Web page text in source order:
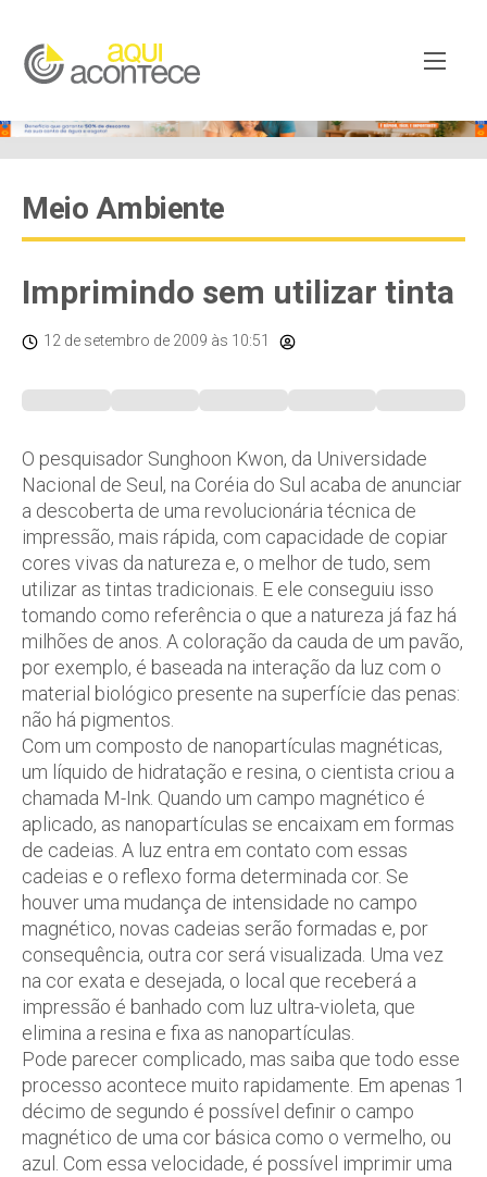
Meio Ambiente
Imprimindo sem utilizar tinta
12 de setembro de 2009 às 10:51
O pesquisador Sunghoon Kwon, da Universidade
Nacional de Seul, na Coréia do Sul acaba de anunciar
a descoberta de uma revolucionária técnica de
impressão, mais rápida, com capacidade de copiar
cores vivas da natureza e, o melhor de tudo, sem
utilizar as tintas tradicionais. E ele conseguiu isso
tomando como referência o que a natureza já faz há
milhões de anos. A coloração da cauda de um pavão,
por exemplo, é baseada na interação da luz com o
material biológico presente na superfície das penas:
não há pigmentos.
Com um composto de nanopartículas magnéticas,
um líquido de hidratação e resina, o cientista criou a
chamada M-Ink. Quando um campo magnético é
aplicado, as nanopartículas se encaixam em formas
de cadeias. A luz entra em contato com essas
cadeias e o reflexo forma determinada cor. Se
houver uma mudança de intensidade no campo
magnético, novas cadeias serão formadas e, por
consequência, outra cor será visualizada. Uma vez
na cor exata e desejada, o local que receberá a
impressão é banhado com luz ultra-violeta, que
elimina a resina e fixa as nanopartículas.
Pode parecer complicado, mas saiba que todo esse
processo acontece muito rapidamente. Em apenas 1
décimo de segundo é possível definir o campo
magnético de uma cor básica como o vermelho, ou
azul. Com essa velocidade, é possível imprimir uma